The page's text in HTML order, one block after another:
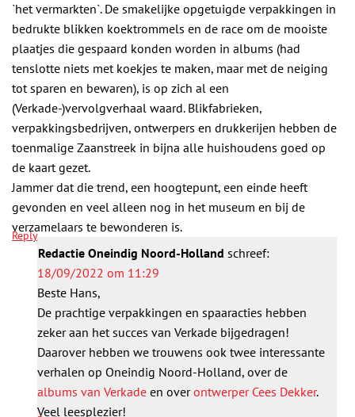
`het vermarkten`. De smakelijke opgetuigde verpakkingen in
bedrukte blikken koektrommels en de race om de mooiste
plaatjes die gespaard konden worden in albums (had
tenslotte niets met koekjes te maken, maar met de neiging
tot sparen en bewaren), is op zich al een
(Verkade-)vervolgverhaal waard. Blikfabrieken,
verpakkingsbedrijven, ontwerpers en drukkerijen hebben de
toenmalige Zaanstreek in bijna alle huishoudens goed op
de kaart gezet.
Jammer dat die trend, een hoogtepunt, een einde heeft
gevonden en veel alleen nog in het museum en bij de
verzamelaars te bewonderen is.
Reply
Redactie Oneindig Noord-Holland schreef:
18/09/2022 om 11:29
Beste Hans,
De prachtige verpakkingen en spaaracties hebben
zeker aan het succes van Verkade bijgedragen!
Daarover hebben we trouwens ook twee interessante
verhalen op Oneindig Noord-Holland, over de
albums van Verkade en overontwerper Cees Dekker.
Veel leesplezier!